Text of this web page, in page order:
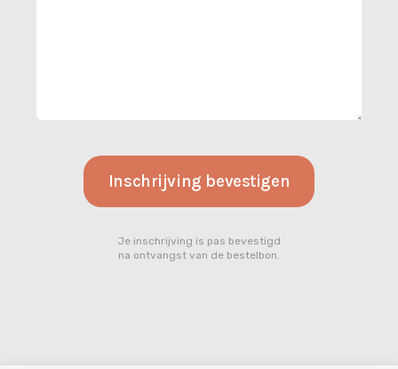
Je inschrijving is pas bevestigd
na ontvangst van de bestelbon.